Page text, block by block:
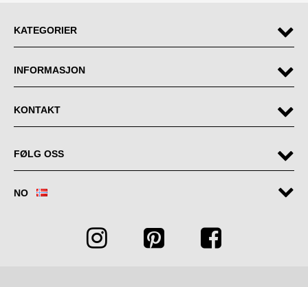
KATEGORIER
INFORMASJON
KONTAKT
FØLG OSS
NO